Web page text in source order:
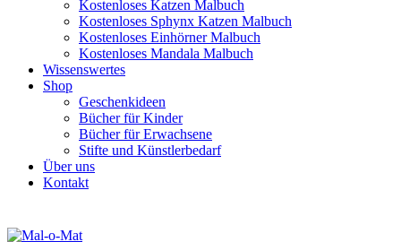
Kostenloses Katzen Malbuch
Kostenloses Sphynx Katzen Malbuch
Kostenloses Einhörner Malbuch
Kostenloses Mandala Malbuch
Wissenswertes
Shop
Geschenkideen
Bücher für Kinder
Bücher für Erwachsene
Stifte und Künstlerbedarf
Über uns
Kontakt